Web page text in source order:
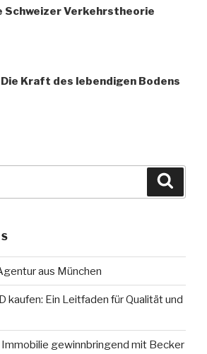
Schweizer Verkehrstheorie
Die Kraft des lebendigen Bodens
aus München
kaufen: Ein Leitfaden für Qualität und
Immobilie gewinnbringend mit Becker